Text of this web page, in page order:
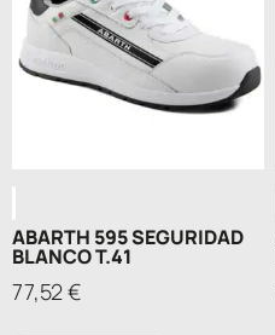
ABARTH 595 SEGURIDAD
BLANCO T.41
77,52€